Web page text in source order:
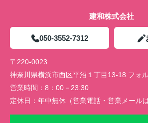
建和株式会社
050-3552-7312
〒220-0023
神奈川県横浜市西区平沼１丁目13-18 フ
営業時間： 8：00－23:30
定休日： 年中無休（営業電話・営業メール